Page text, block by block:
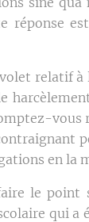
réponse
relatif à
vous
en la
le point
qui a